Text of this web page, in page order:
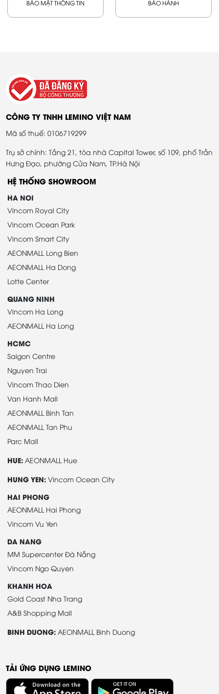
BẢO MẬT THÔNG TIN BẢO HÀNH
CÔNG TY TNHH LEMINO VIỆT NAM
Mã số thuế: 0106719299
Trụ sở chính: Tầng 21, tòa nhà Capital Tower, số 109, phố Trần
Hưng Đạo, phường Cửa Nam, TP.Hà Nội
HỆ THỐNG SHOWROOM
HA NOI
Vincom Royal City
Vincom Ocean Park
Vincom Smart City
AEONMALL Long Bien
AEONMALL Ha Dong
Lotte Center
QUANG NINH
Vincom Ha Long
AEONMALL Ha Long
HCMC
Saigon Centre
Nguyen Trai
Vincom Thao Dien
Van Hanh Mall
AEONMALL Binh Tan
AEONMALL Tan Phu
Parc Mall
HUE: AEONMALL Hue
HUNG YEN: Vincom Ocean City
HAI PHONG
AEONMALL Hai Phong
Vincom Vu Yen
DA NANG
MM Supercenter Đà Nẵng
Vincom Ngo Quyen
KHANH HOA
Gold Coast Nha Trang
A&B Shopping Mall
BINH DUONG: AEONMALL Binh Duong
TẢI ỨNG DỤNG LEMINO